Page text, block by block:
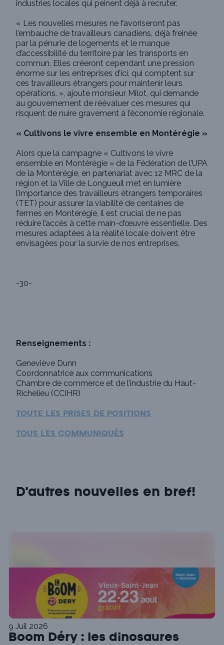
industries locales qui peinent déjà à recruter.
« Les nouvelles mesures ne favoriseront pas
l’embauche de travailleurs canadiens, déjà freinée
par la pénurie de logements et le manque
d’accessibilité du territoire par les transports en
commun. Elles créeront cependant une pression
énorme sur les entreprises d’ici, qui comptent sur
ces travailleurs étrangers pour maintenir leurs
opérations. », ajoute monsieur Milot, qui demande
au gouvernement de réévaluer ces mesures qui
risquent de nuire gravement à l’économie régionale.
« Cultivons le vivre ensemble en Montérégie »
Alors que la campagne « Cultivons le vivre
ensemble en Montérégie » de la Fédération de l’UPA
de la Montérégie, en partenariat avec 12 MRC de la
région et la Ville de Longueuil met en lumière
l’importance des travailleurs étrangers temporaires
(TET) pour assurer la viabilité de centaines de
fermes en Montérégie, il est crucial de ne pas
réduire l’accès à cette main-d’œuvre essentielle. Des
mesures adaptées à la réalité locale doivent être
envisagées pour la survie de nos entreprises.
-30-
Renseignements :
Geneviève Dunn
Coordonnatrice aux communications
Chambre de commerce et de l’industrie du Haut-
Richelieu (CCIHR)
TOUTE LES PRISES DE POSITIONS
TOUS LES COMMUNIQUÉS
D'autres nouvelles en bref!
9 Juil 2026
Boom Déry : les dinosaures